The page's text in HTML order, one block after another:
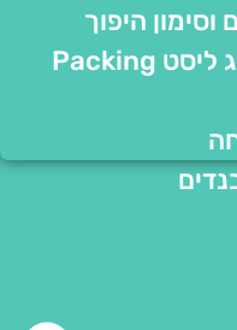
היפוך
מעטפות פקינג ליסט Packing